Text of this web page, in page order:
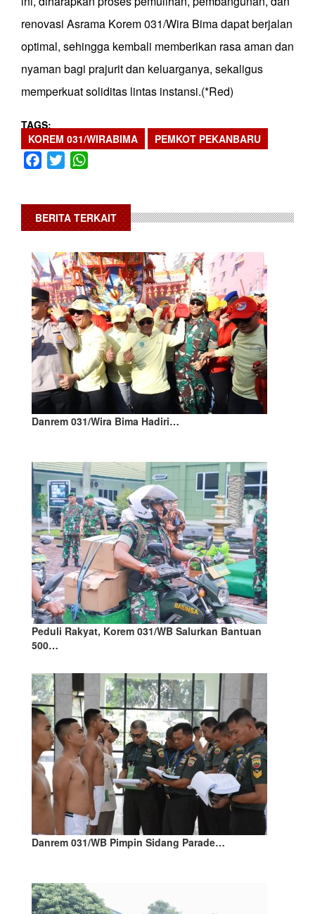
renovasi Asrama Korem 031/Wira Bima dapat berjalan
optimal, sehingga kembali memberikan rasa aman dan
nyaman bagi prajurit dan keluarganya, sekaligus
memperkuat soliditas lintas instansi.(*Red)
TAGS
KOREM 031/WIRABIMA
PEMKOT PEKANBARU
Facebook
Twitter
BERITA TERKAIT
Danrem 031/Wira Bima Hadiri…
Peduli Rakyat, Korem 031/WB Salurkan Bantuan
500…
‎Danrem 031/WB Pimpin Sidang Parade…